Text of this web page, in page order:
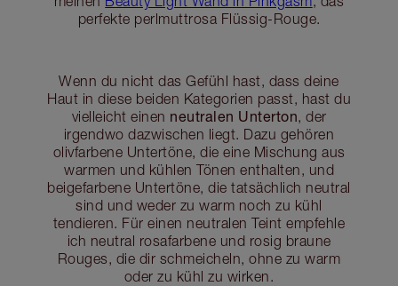
perfekte perlmuttrosa Flüssig-Rouge.
Wenn du nicht das Gefühl hast, dass deine
Haut in diese beiden Kategorien passt, hast du
vielleicht einen neutralen Unterton, der
irgendwo dazwischen liegt. Dazu gehören
olivfarbene Untertöne, die eine Mischung aus
warmen und kühlen Tönen enthalten, und
beigefarbene Untertöne, die tatsächlich neutral
sind und weder zu warm noch zu kühl
tendieren. Für einen neutralen Teint empfehle
ich neutral rosafarbene und rosig braune
Rouges, die dir schmeicheln, ohne zu warm
oder zu kühl zu wirken.